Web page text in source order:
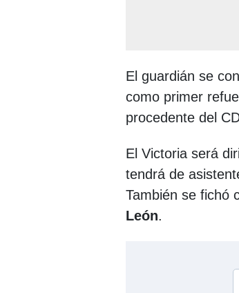
El guardián se
como primer
procedente del
El Victoria será
tendrá de
También se fichó
León.